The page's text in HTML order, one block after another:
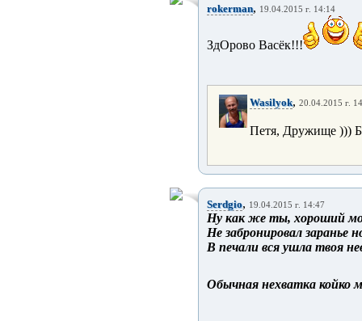
rokerman, 19.04.2015 г. 14:14
ЗдОрово Васёк!!!
Wasilyok, 20.04.2015 г.
Петя, Дружище )))
Serdgio, 19.04.2015 г. 14:47
Ну как же ты, хороший
Не забронировал заранье
В печали вся ушла твоя
Обычная нехватка койко